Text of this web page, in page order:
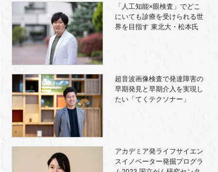
「人工知能×眼検査」でどこ
にいても診療を受けられる世
界を目指す 東北大・松本氏
超音波画像検査で発達障害の
早期発見と早期介入を実現し
たい「てくテクソナー」
アカデミア発ライフサイエン
スイノベーター発掘プログラ